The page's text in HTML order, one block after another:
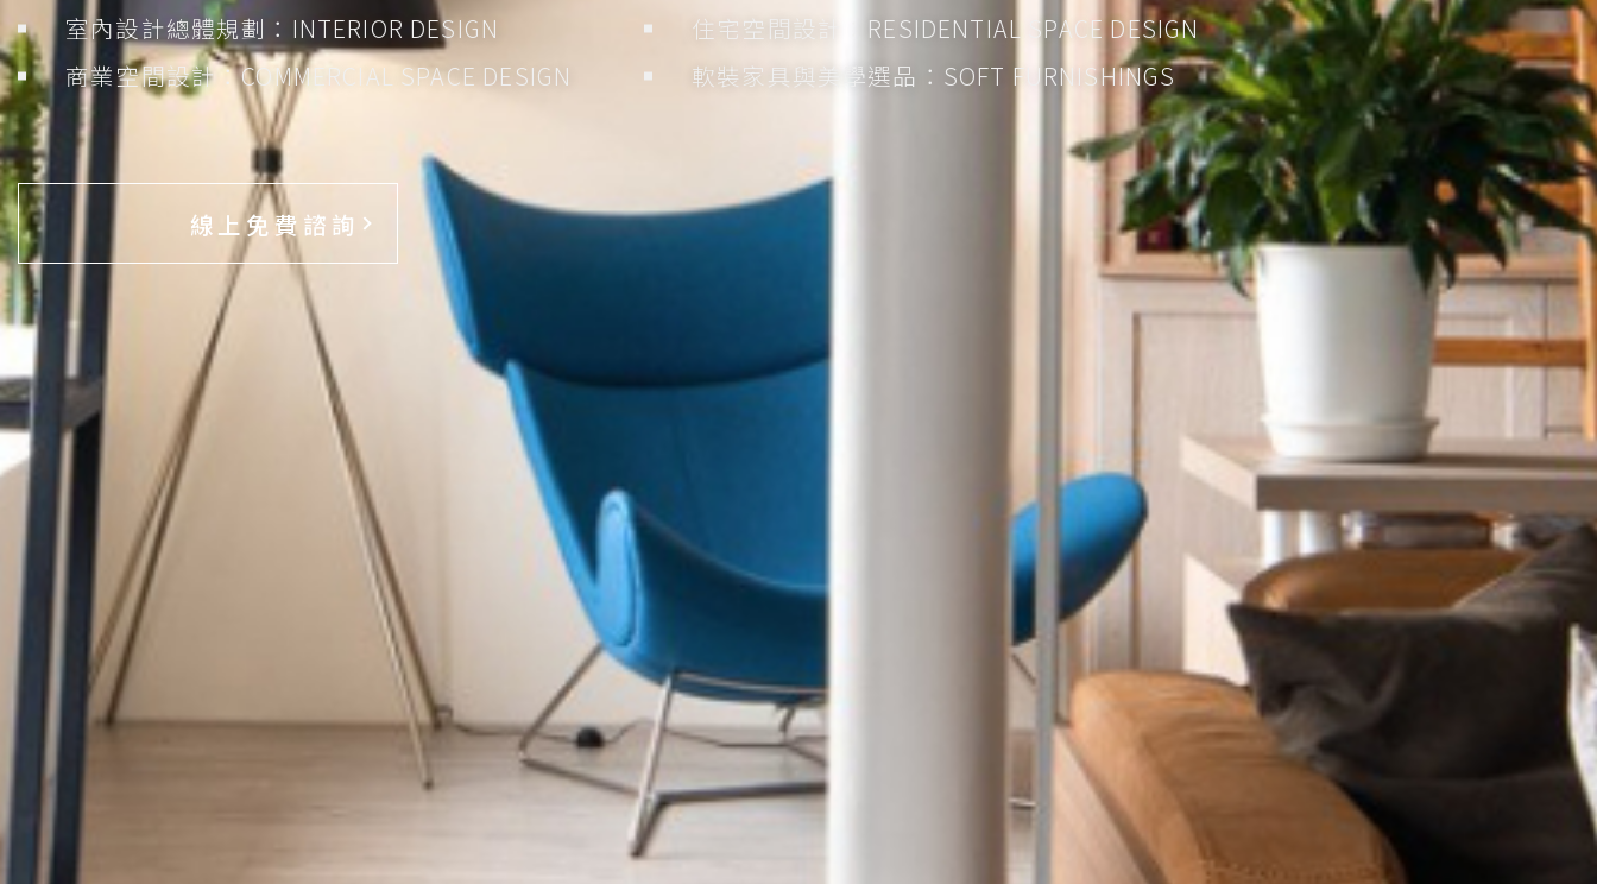
室內設計總體規劃：INTERIOR DESIGN
住宅空間設計：RESIDENTIAL SPACE DESIGN
商業空間設計：COMMERCIAL SPACE DESIGN
軟裝家具與美學選品：SOFT FURNISHINGS
線上免費諮詢